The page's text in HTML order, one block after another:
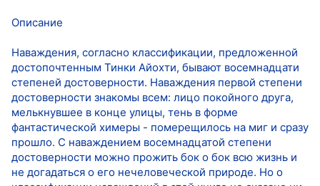
Описание
Наваждения, согласно классификации, предложенной
достопочтенным Тинки Айохти, бывают восемнадцати
степеней достоверности. Наваждения первой степени
достоверности знакомы всем: лицо покойного друга,
мелькнувшее в конце улицы, тень в форме
фантастической химеры - померещилось на миг и сразу
прошло. С наваждением восемнадцатой степени
достоверности можно прожить бок о бок всю жизнь и
не догадаться о его нечеловеческой природе. Но о